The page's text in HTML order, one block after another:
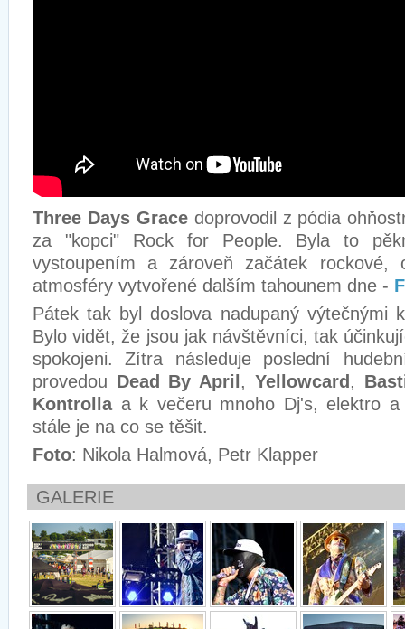
Three Days Grace doprovodil z pódia
za "kopci" Rock for People. Byla to
vystoupením a zároveň začátek rockové,
atmosféry vytvořené dalším tahounem dne -
Pátek tak byl doslova nadupaný výtečnými
Bylo vidět, že jsou jak návštěvníci, tak
spokojeni. Zítra následuje poslední
provedou Dead By April , Yellowcard ,
Kontrolla a k večeru mnoho Dj's, elektro
stále je na co se těšit.
Foto: Nikola Halmová, Petr Klapper
GALERIE